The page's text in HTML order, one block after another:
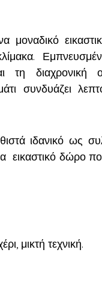
μοναδικό
τη διαχρονική
συνδυάζει
ιδανικό ως
εικαστικό δώρο
μικτή τεχνική.